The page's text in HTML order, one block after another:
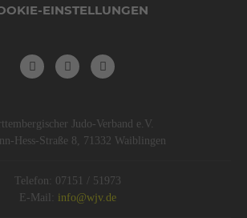
EINSTELLUNGEN
Judo-Verband e.V.
Hess-Straße 8, 71332 Waiblingen
Telefon: 07151 / 51973
E-Mail: info@wjv.de